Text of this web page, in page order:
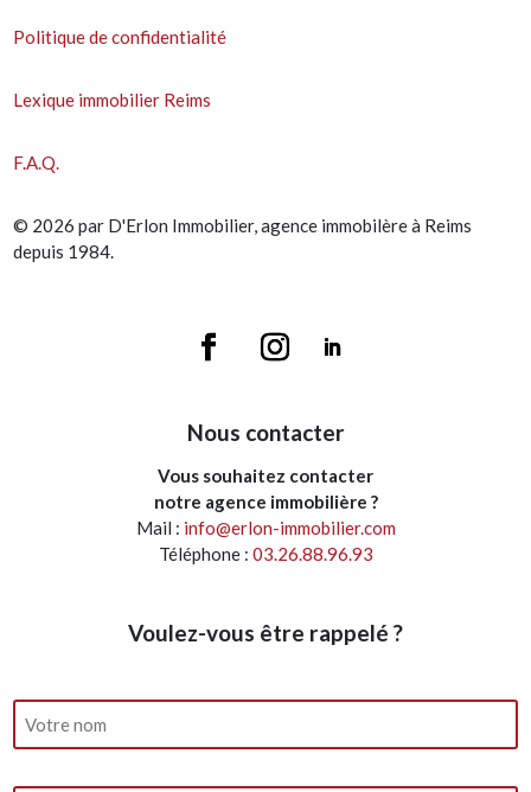
Politique de confidentialité
Lexique immobilier Reims
F.A.Q.
© 2026 par D'Erlon Immobilier, agence immobilère à Reims
depuis 1984.
Nous contacter
Vous souhaitez contacter
notre agence immobilière ?
Mail : info@erlon-immobilier.com
Téléphone : 03.26.88.96.93
Voulez-vous être rappelé ?